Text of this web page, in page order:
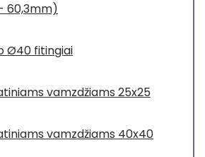
60,3mm)
Ø40 fitingiai
vamzdžiams 25x25
vamzdžiams 40x40